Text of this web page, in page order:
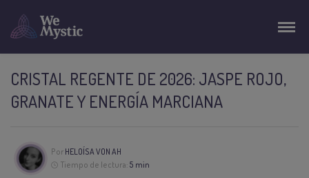
CRISTAL REGENTE DE 2026: JASPE ROJO,
GRANATE Y ENERGÍA MARCIANA
Por HELOÍSA VON AH
Tiempo de lectura: 5 min